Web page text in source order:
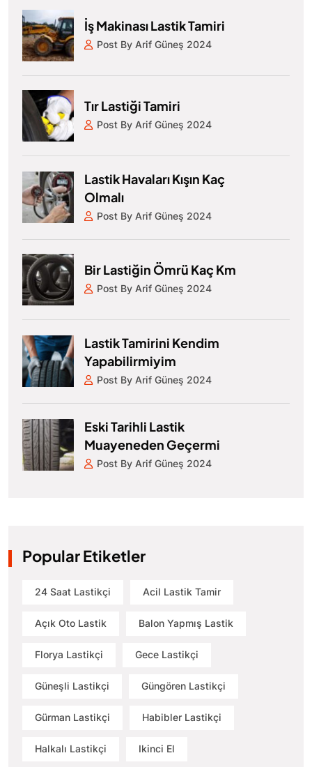
İş Makinası Lastik Tamiri
Post By Arif Güneş 2024
Tır Lastiği Tamiri
Post By Arif Güneş 2024
Lastik Havaları Kışın Kaç
Olmalı
Post By Arif Güneş 2024
Bir Lastiğin Ömrü Kaç Km
Post By Arif Güneş 2024
Lastik Tamirini Kendim
Yapabilirmiyim
Post By Arif Güneş 2024
Eski Tarihli Lastik
Muayeneden Geçermi
Post By Arif Güneş 2024
Popular Etiketler
24 Saat Lastikçi Acil Lastik Tamir
Açık Oto Lastik Balon Yapmış Lastik
Florya Lastikçi Gece Lastikçi
Güneşli Lastikçi Güngören Lastikçi
Gürman Lastikçi Habibler Lastikçi
Halkalı Lastikçi Ikinci El